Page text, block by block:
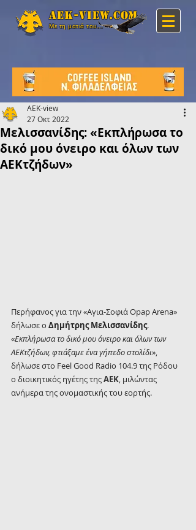
Aek-view.com
Με τη ματιά του...
Μελισσανίδης: «Εκπλήρωσα το
δικό μου όνειρο και όλων των
ΑΕΚτζήδων»
AEK-view
27 Οκτ 2022
Περήφανος για την «Αγια-Σοφιά Opap Arena»
δήλωσε ο Δημήτρης Μελισσανίδης.
«Εκπλήρωσα το δικό μου όνειρο και όλων των
ΑΕΚτζήδων, φτιάξαμε ένα γήπεδο στολίδι»,
δήλωσε στο Feel Good Radio 104.9 της Ρόδου
ο διοικητικός ηγέτης της ΑΕΚ, μιλώντας
ανήμερα της ονομαστικής του εορτής.